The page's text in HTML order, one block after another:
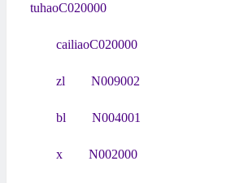
tuhaoC020000
cailiaoC020000
zl N009002
bl N004001
x N002000